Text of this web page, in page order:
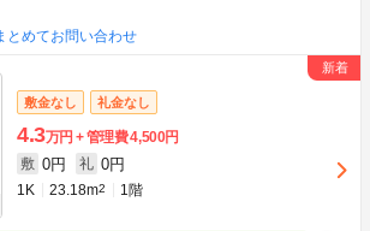
とめてお問い合わせ
敷金なし 礼金なし
4.3万円 管理費4,500円
敷 0円 礼 0円
1K 23.18m2 1階